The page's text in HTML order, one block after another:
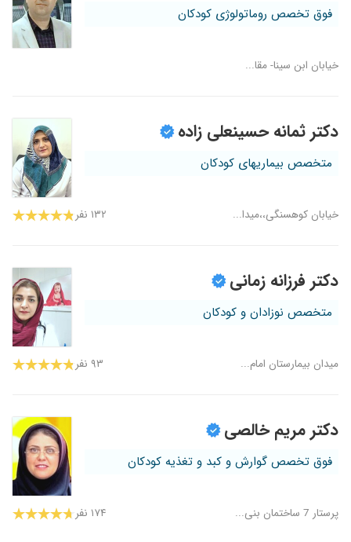
فوق تخصص روماتولوژی کودکان
خیابان ابن سینا- مقا...
دکتر ثمانه حسینعلی زاده
متخصص بیماریهای کودکان
خیابان کوهسنگی،،میدا... ۱۳۲ نفر
دکتر فرزانه زمانی
متخصص نوزادان و کودکان
میدان بیمارستان امام... ۹۳ نفر
دکتر مریم خالصی
فوق تخصص گوارش و کبد و تغذیه کودکان
پرستار 7 ساختمان بنی... ۱۷۴ نفر